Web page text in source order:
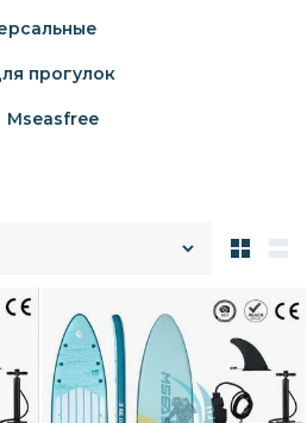
прогулок
Mseasfree